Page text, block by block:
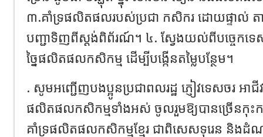
៣.គាំទ្រផលិតផលរបស់ប្រជា កសិករ ដោយផ្ទាល់ តា
បញ្ជាទិញពីស្តង់ពិព័រណ៍។ ៤. ស្វែងយល់ពីបច្ចេកទេ
ច្នៃផលិតផលកសិកម្ម ដើម្បីបង្កើនតម្លៃបន្ថែម។
‎. សូមអញ្ជើញបងប្អូនប្រជាពលរដ្ឋ ភ្ញៀវទេសចរ អា
ផលិតផលកសិកម្មទាំងអស់ ចូលរួមឱ្យបានច្រើនកុះក
គាំទ្រផលិតផលកសិកម្មខ្មែរ ជាពិសេសទុរេន និងដំ